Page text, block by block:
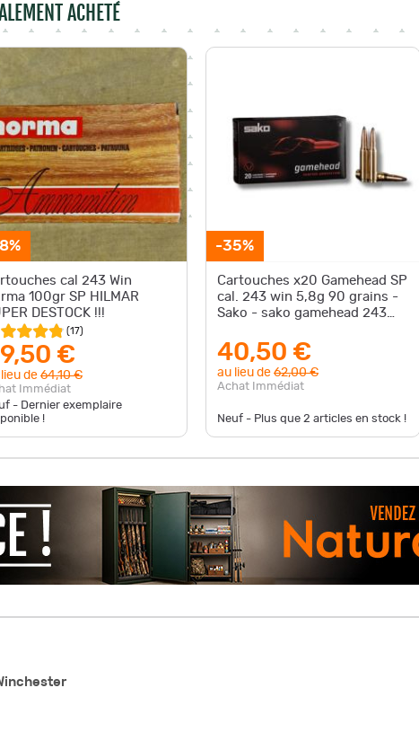
ACHETÉ
cal 243 Win
100gr SP HILMAR
DESTOCK !!!
(17)
€
de 64,10 €
Immédiat
- Dernier exemplaire
!
-35%
Cartouches x20 Gamehead SP
cal. 243 win 5,8g 90 grains -
Sako - sako gamehead 243
40,50 €
au lieu de 62,00 €
Achat Immédiat
Neuf - Plus que 2 articles en stock !